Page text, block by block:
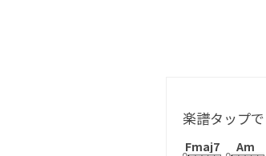
楽譜タップ
Fmaj7 Am